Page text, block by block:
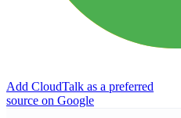
Add CloudTalk as a preferred
source on Google